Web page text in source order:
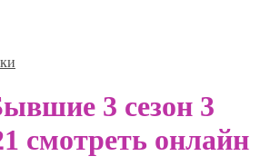
3 сезон 3
смотреть онлайн